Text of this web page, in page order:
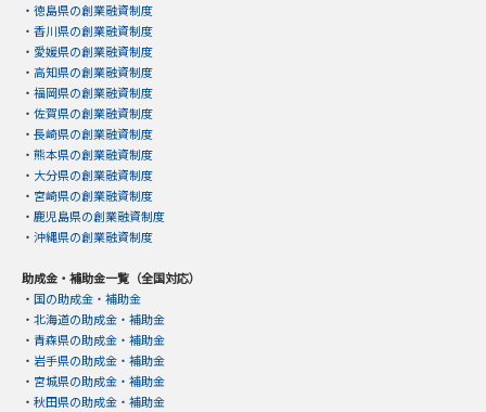
・ 徳島県の創業融資制度
・ 香川県の創業融資制度
・ 愛媛県の創業融資制度
・ 高知県の創業融資制度
・ 福岡県の創業融資制度
・ 佐賀県の創業融資制度
・ 長崎県の創業融資制度
・ 熊本県の創業融資制度
・ 大分県の創業融資制度
・ 宮崎県の創業融資制度
・ 鹿児島県の創業融資制度
・ 沖縄県の創業融資制度
助成金・補助金一覧（全国対応）
・ 国の助成金・補助金
・ 北海道の助成金・補助金
・ 青森県の助成金・補助金
・ 岩手県の助成金・補助金
・ 宮城県の助成金・補助金
・ 秋田県の助成金・補助金